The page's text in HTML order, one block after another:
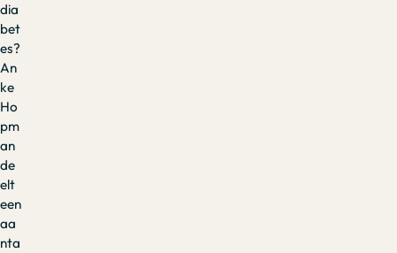
dia
bet
es?
An
ke
Ho
pm
an
de
elt
een
aa
nta